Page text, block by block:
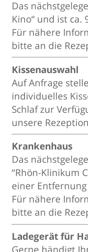
Das
Kino“ und ist
Für nähere
bitte an die
Kissenauswahl
Auf Anfrage
individuelles
Schlaf zur
unsere
Krankenhaus
Das
“Rhön-Klinikum
einer
Für nähere
bitte an die
Ladegerät für